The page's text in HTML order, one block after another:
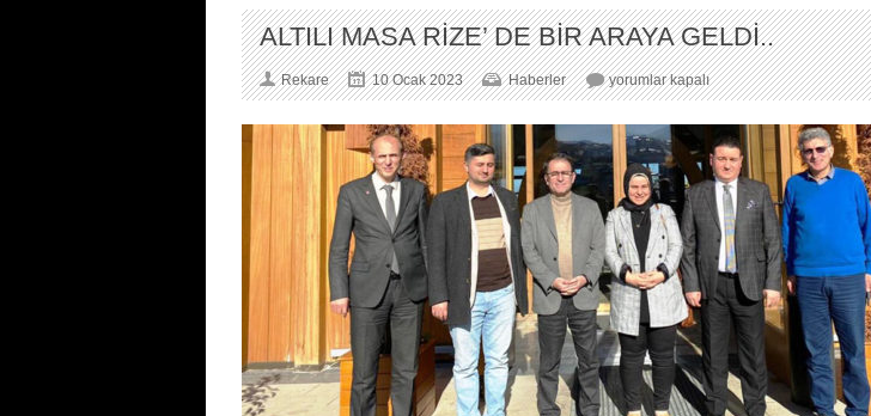
ALTILI MASA RİZE’ DE BİR ARAYA GELDİ..
Rekare 10 Ocak 2023 Haberler
ALTILI
MASA
RİZE’
DE
BİR
ARAYA
GELDİ..
için
yorumlar kapalı